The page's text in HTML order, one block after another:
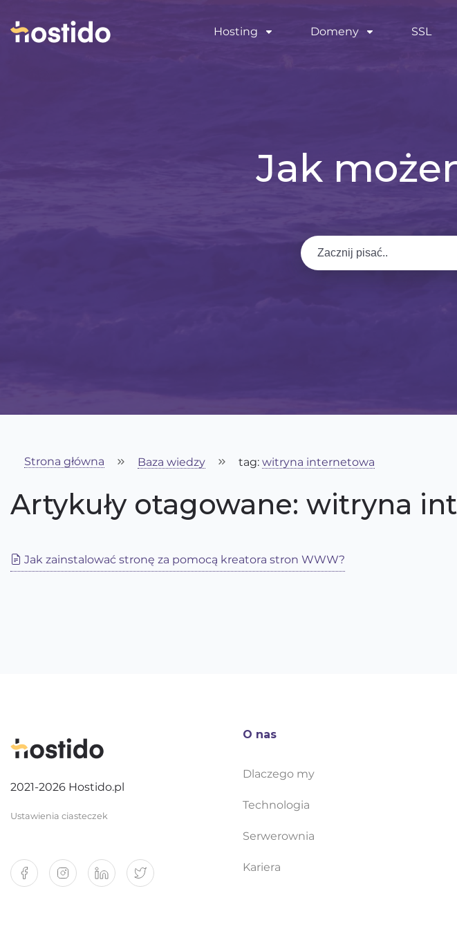
Hosting Domeny SSL
Jak
Strona główna Baza wiedzy tag: witryna internetowa
Artykuły otagowane: witryna
Jak zainstalować stronę za pomocą kreatora stron WWW?
2021-2026 Hostido.pl
Ustawienia ciasteczek
O nas
Dlaczego my
Technologia
Serwerownia
Kariera